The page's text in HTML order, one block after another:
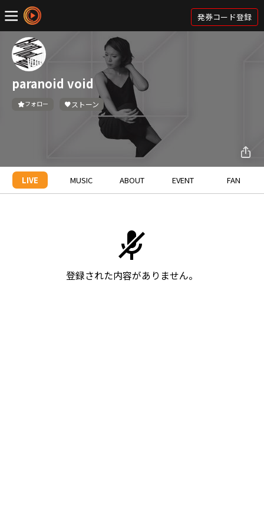
発券コード登録
paranoid void
フォロー ストーン
LIVE MUSIC ABOUT EVENT FAN
登録された内容がありません。